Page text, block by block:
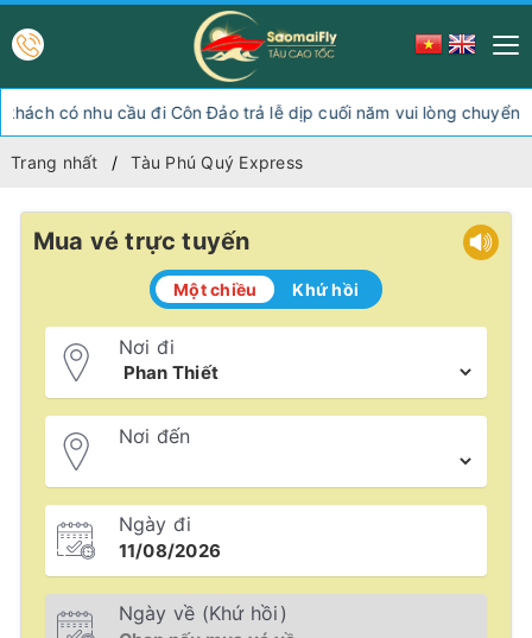
có nhu cầu đi Côn Đảo trả lễ dịp cuối năm vui lòng chuyển
Trang nhất Tàu Phú Quý Express
Mua vé trực tuyến
Một chiều Khứ hồi
Nơi đi
Nơi đến
Ngày đi
Ngày về (Khứ hồi)